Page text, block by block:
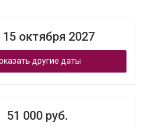
15 октября 2027
другие даты
51 000 руб.